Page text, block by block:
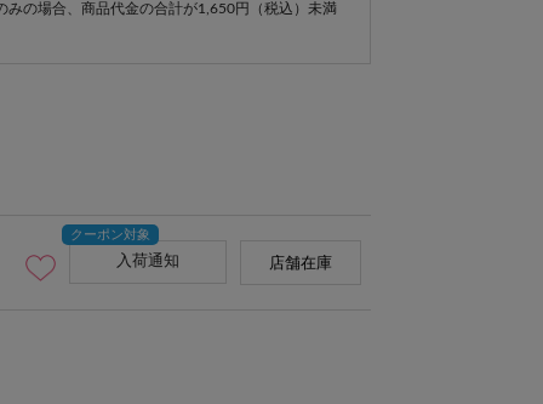
みの場合、商品代金の合計が1,650円（税込）未満
入荷通知 店舗在庫